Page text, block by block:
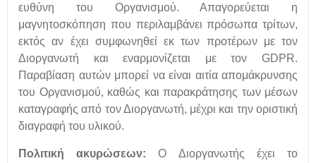
ευθύνη του Οργανισμού. Απαγορεύεται η
μαγνητοσκόπηση που περιλαμβάνει πρόσωπα τρίτων,
εκτός αν έχει συμφωνηθεί εκ των προτέρων με τον
Διοργανωτή και εναρμονίζεται με τον GDPR.
Παραβίαση αυτών μπορεί να είναι αιτία απομάκρυνσης
του Οργανισμού, καθώς και παρακράτησης των μέσων
καταγραφής από τον Διοργανωτή, μέχρι και την οριστική
διαγραφή του υλικού.
Πολιτική ακυρώσεων:Ο Διοργανωτής έχει το